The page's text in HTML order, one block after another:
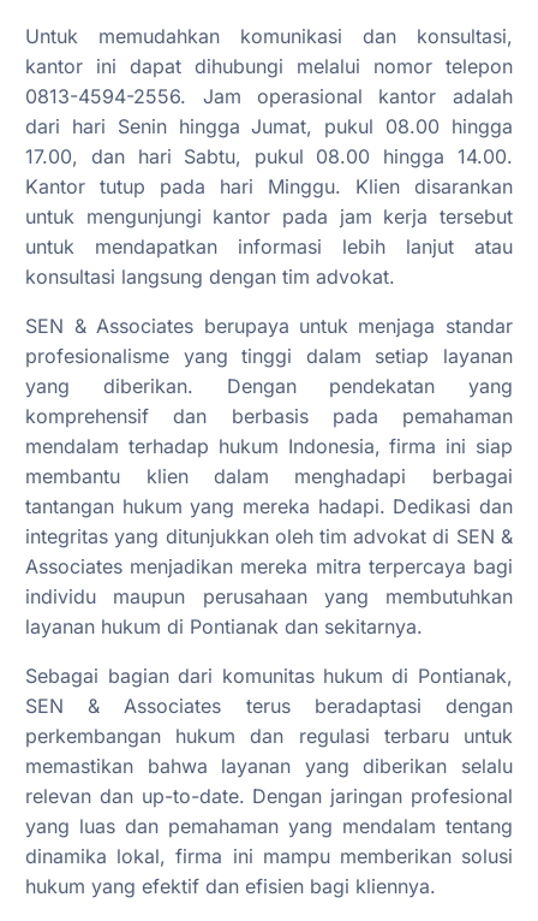
Untuk memudahkan komunikasi dan konsultasi,
kantor ini dapat dihubungi melalui nomor telepon
0813-4594-2556. Jam operasional kantor adalah
dari hari Senin hingga Jumat, pukul 08.00 hingga
17.00, dan hari Sabtu, pukul 08.00 hingga 14.00.
Kantor tutup pada hari Minggu. Klien disarankan
untuk mengunjungi kantor pada jam kerja tersebut
untuk mendapatkan informasi lebih lanjut atau
konsultasi langsung dengan tim advokat.
SEN & Associates berupaya untuk menjaga standar
profesionalisme yang tinggi dalam setiap layanan
yang diberikan. Dengan pendekatan yang
komprehensif dan berbasis pada pemahaman
mendalam terhadap hukum Indonesia, firma ini siap
membantu klien dalam menghadapi berbagai
tantangan hukum yang mereka hadapi. Dedikasi dan
integritas yang ditunjukkan oleh tim advokat di SEN &
Associates menjadikan mereka mitra terpercaya bagi
individu maupun perusahaan yang membutuhkan
layanan hukum di Pontianak dan sekitarnya.
Sebagai bagian dari komunitas hukum di Pontianak,
SEN & Associates terus beradaptasi dengan
perkembangan hukum dan regulasi terbaru untuk
memastikan bahwa layanan yang diberikan selalu
relevan dan up-to-date. Dengan jaringan profesional
yang luas dan pemahaman yang mendalam tentang
dinamika lokal, firma ini mampu memberikan solusi
hukum yang efektif dan efisien bagi kliennya.